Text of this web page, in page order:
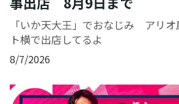
「いか天大王」でおなじみ アリ
ト横で出店してるよ
8/7/2026